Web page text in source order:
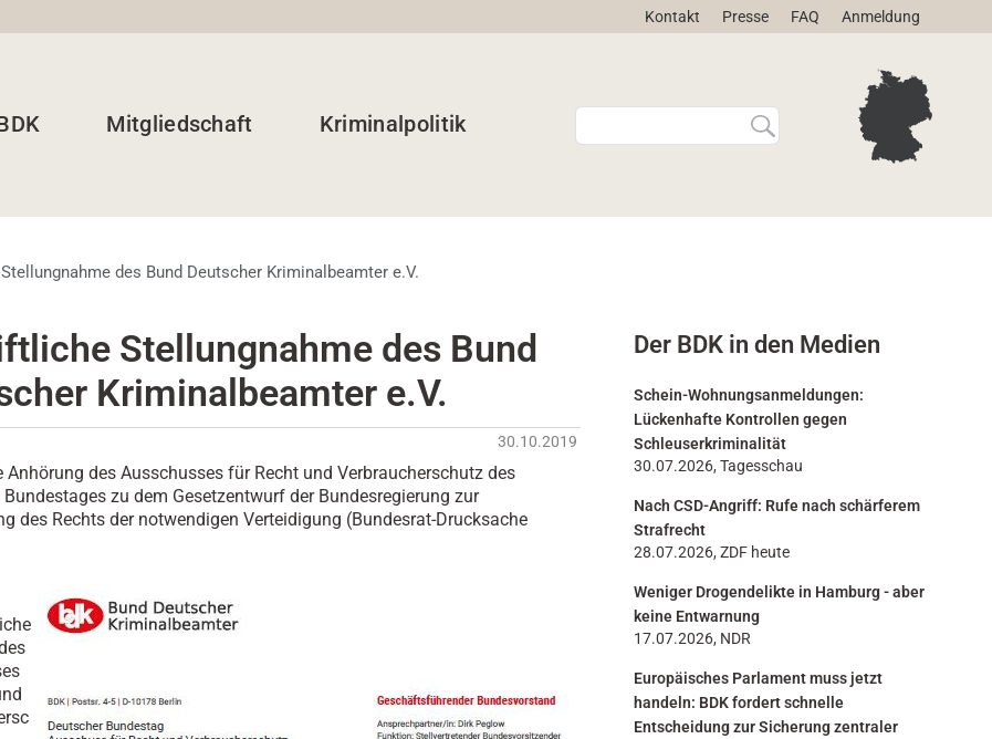
Kontakt Presse FAQ Anmeldung
Mitgliedschaft Kriminalpolitik
W
e
c
E
r
e
des Bund Deutscher Kriminalbeamter e.V.
Stellungnahme des Bund
Kriminalbeamter e.V.
30.10.2019
Anhörung des Ausschusses für Recht und Verbraucherschutz des
Bundestages zu dem Gesetzentwurf der Bundesregierung zur
des Rechts der notwendigen Verteidigung (Bundesrat-Drucksache
Der BDK in den Medien
Schein-Wohnungsanmeldungen:
Lückenhafte Kontrollen gegen
Schleuserkriminalität
30.07.2026, Tagesschau
Nach CSD-Angriff: Rufe nach schärferem
Strafrecht
28.07.2026, ZDF heute
Weniger Drogendelikte in Hamburg - aber
keine Entwarnung
17.07.2026, NDR
Europäisches Parlament muss jetzt
handeln: BDK fordert schnelle
Entscheidung zur Sicherung zentraler